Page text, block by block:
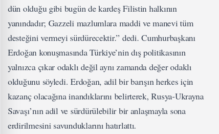
dün olduğu gibi bugün de kardeş Filistin halkının
yanındadır; Gazzeli mazlumlara maddi ve manevi tüm
desteğini vermeyi sürdürecektir.” dedi. Cumhurbaşkanı
Erdoğan konuşmasında Türkiye’nin dış politikasının
yalnızca çıkar odaklı değil aynı zamanda değer odaklı
olduğunu söyledi. Erdoğan, adil bir barışın herkes için
kazanç olacağına inandıklarını belirterek, Rusya-Ukrayna
Savaşı’nın adil ve sürdürülebilir bir anlaşmayla sona
erdirilmesini savunduklarını hatırlattı.